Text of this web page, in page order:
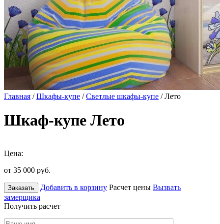
Главная /Шкафы-купе /Светлые шкафы-купе / Лето
Шкаф-купе Лето
Цена:
от 35 000 руб.
Заказать Добавить в корзину Расчет цены Вызвать
замерщика
Получить расчет